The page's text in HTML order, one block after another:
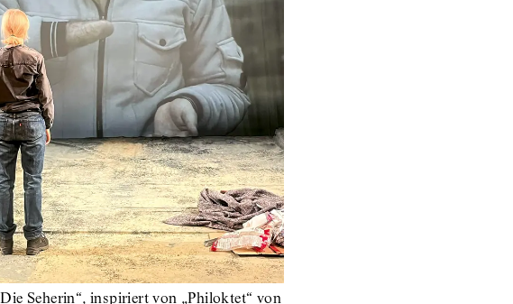
Seherin“, inspiriert von „Philoktet“ von